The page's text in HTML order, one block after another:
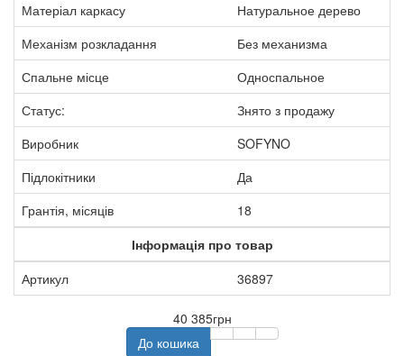
Матеріал каркасу
Натуральное дерево
Механізм розкладання
Без механизма
Спальне місце
Односпальное
Статус:
Знято з продажу
Виробник
SOFYNO
Підлокітники
Да
Грантія, місяців
18
Інформація про товар
Артикул
36897
40 385грн
До кошика